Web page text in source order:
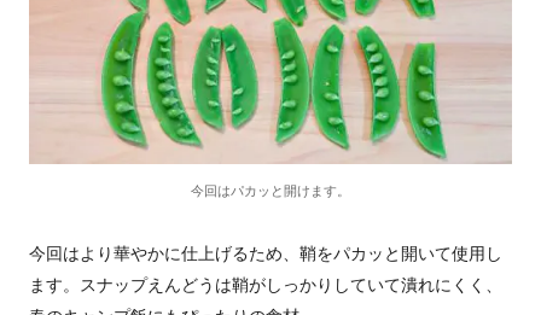
今回はパカッと開けます。
今回はより華やかに仕上げるため、鞘をパカッと開いて使用し
ます。スナップえんどうは鞘がしっかりしていて潰れにくく、